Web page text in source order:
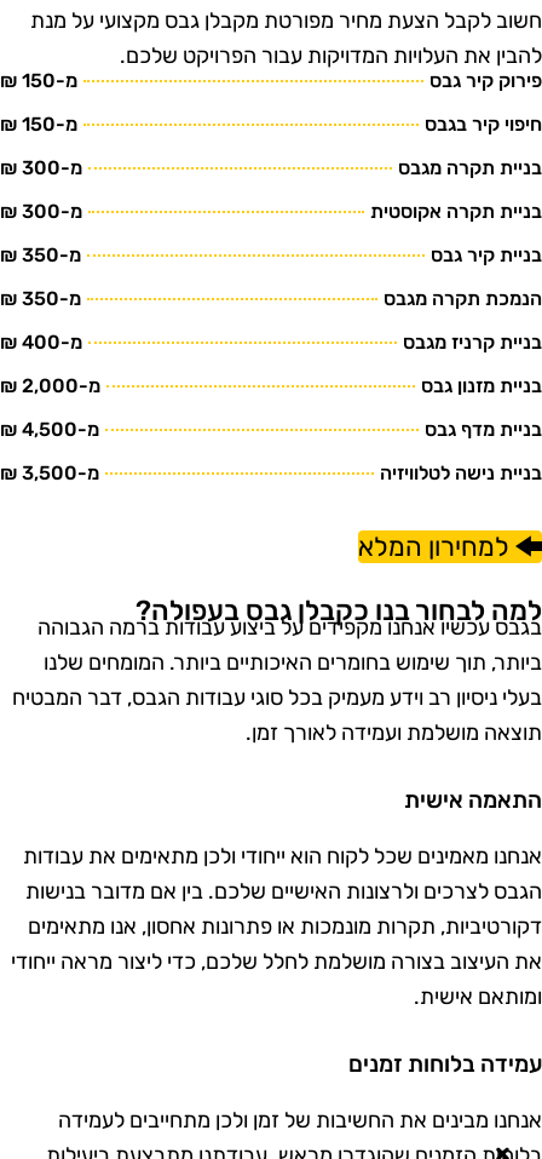
לקבל הצעת מחיר מפורטת מקבלן גבס מקצועי על מנת
את העלויות המדויקות עבור הפרויקט שלכם.
קיר גבס
מ-150 ₪
קיר בגבס
מ-150 ₪
תקרה מגבס
מ-300 ₪
תקרה אקוסטית
מ-300 ₪
קיר גבס
מ-350 ₪
תקרה מגבס
מ-350 ₪
קרניז מגבס
מ-400 ₪
מזנון גבס
מ-2,000 ₪
מדף גבס
מ-4,500 ₪
נישה לטלוויזיה
מ-3,500 ₪
למחירון המלא
לבחור בנו כקבלן גבס בעפולה?
עכשיו אנחנו מקפידים על ביצוע עבודות ברמה הגבוהה
תוך שימוש בחומרים האיכותיים ביותר. המומחים שלנו
ניסיון רב וידע מעמיק בכל סוגי עבודות הגבס, דבר המבטיח
מושלמת ועמידה לאורך זמן.
אישית
מאמינים שכל לקוח הוא ייחודי ולכן מתאימים את עבודות
לצרכים ולרצונות האישיים שלכם. בין אם מדובר בנישות
תקרות מונמכות או פתרונות אחסון, אנו מתאימים
העיצוב בצורה מושלמת לחלל שלכם, כדי ליצור מראה ייחודי
אישית.
בלוחות זמנים
מבינים את החשיבות של זמן ולכן מתחייבים לעמידה